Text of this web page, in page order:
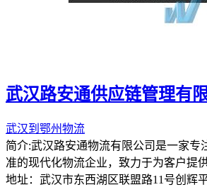
武汉路安通供应链管理有
武汉到鄂州物流
简介:武汉路安通物流有限公司是一家专
准的现代化物流企业，致力于为客户提
地址：武汉市东西湖区联盟路11号创辉